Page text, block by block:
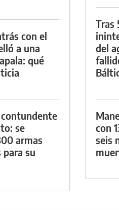
con el
a una
qué
se
armas
para su
Tras
del
con
seis